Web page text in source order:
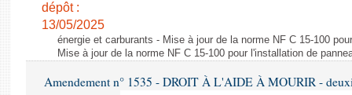
dépôt :
13/05/2025
énergie et carburants - Mise à jour de la norme NF C 15-100
Mise à jour de la norme NF C 15-100 pour l'installation de
Amendement n° 1535 - DROIT À L'AIDE À MOURIR -